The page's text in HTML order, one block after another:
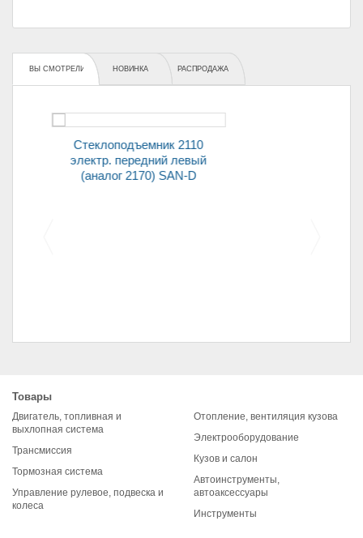
ВЫ СМОТРЕЛИ НОВИНКА РАСПРОДАЖА
2108
(комплект)
Товары
Двигатель, топливная и
выхлопная система
Трансмиссия
Тормозная система
Управление рулевое, подвеска и
колеса
Отопление, вентиляция кузова
Электрооборудование
Кузов и салон
Автоинструменты,
автоаксессуары
Инструменты